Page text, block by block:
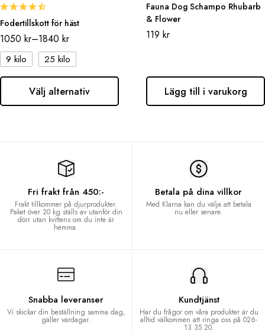
Fodertillskott för häst
1050 kr–1840 kr
9 kilo 25 kilo
Välj alternativ
Fauna Dog Schampo Rhubarb
& Flower
119 kr
Lägg till i varukorg
Fri frakt från 450:-
Frakt tillkommer på djurprodukter.
Paket över 20 kg ställs av utanför din
dörr utan kvittens om du inte är
hemma.
Betala på dina villkor
Med Klarna kan du välja att betala
nu eller senare.
Snabba leveranser
Vi skickar din beställning samma dag,
gäller vardagar.
Kundtjänst
Har du frågor om våra produkter är du
alltid välkommen att ringa oss på 026-
13 35 20.